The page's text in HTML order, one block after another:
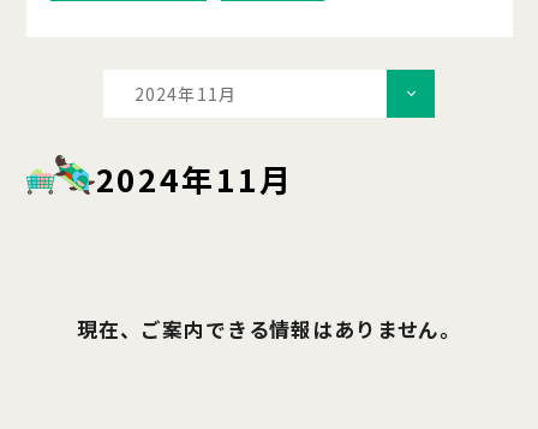
2024年11月
2024年11月
現在、ご案内できる情報はありません。